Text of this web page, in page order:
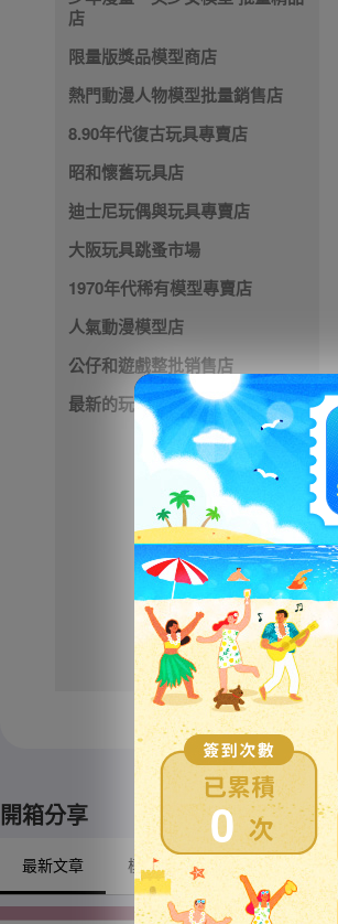
0
店
限量版獎品模型商店
熱門動漫人物模型批量銷售店
8.90年代復古玩具專賣店
昭和懷舊玩具店
迪士尼玩偶與玩具專賣店
大阪玩具跳蚤市場
1970年代稀有模型專賣店
人氣動漫模型店
公仔和遊戲整批销售店
最新的玩具店
開箱分享
最新文章 模型/動漫周邊 戶外/露營